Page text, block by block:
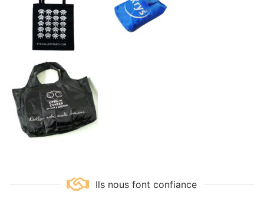
Ils nous font confiance